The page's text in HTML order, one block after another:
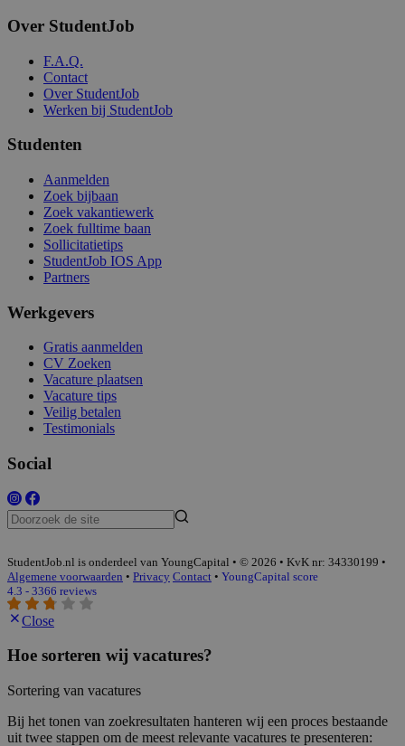
Over StudentJob
F.A.Q.
Contact
Over StudentJob
Werken bij StudentJob
Studenten
Aanmelden
Zoek bijbaan
Zoek vakantiewerk
Zoek fulltime baan
Sollicitatietips
StudentJob IOS App
Partners
Werkgevers
Gratis aanmelden
CV Zoeken
Vacature plaatsen
Vacature tips
Veilig betalen
Testimonials
Social
StudentJob.nl is onderdeel van YoungCapital • © 2026 • KvK nr: 34330199 •
Algemene voorwaarden • Privacy Contact • YoungCapital score
4.3 - 3366 reviews
Close
Hoe sorteren wij vacatures?
Sortering van vacatures
Bij het tonen van zoekresultaten hanteren wij een proces bestaande
uit twee stappen om de meest relevante vacatures te presenteren: